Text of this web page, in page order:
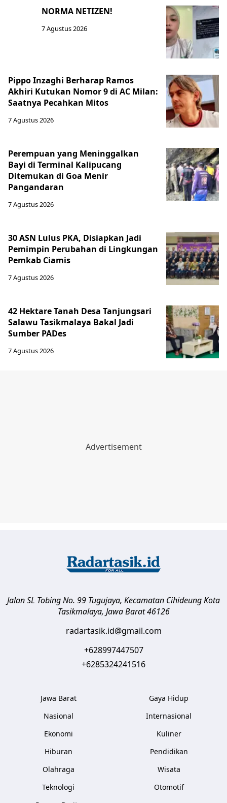
NORMA NETIZEN!
7 Agustus 2026
Pippo Inzaghi Berharap Ramos
Akhiri Kutukan Nomor 9 di AC Milan:
Saatnya Pecahkan Mitos
7 Agustus 2026
Perempuan yang Meninggalkan
Bayi di Terminal Kalipucang
Ditemukan di Goa Menir
Pangandaran
7 Agustus 2026
30 ASN Lulus PKA, Disiapkan Jadi
Pemimpin Perubahan di Lingkungan
Pemkab Ciamis
7 Agustus 2026
42 Hektare Tanah Desa Tanjungsari
Salawu Tasikmalaya Bakal Jadi
Sumber PADes
7 Agustus 2026
Jalan SL Tobing No. 99 Tugujaya, Kecamatan CihideungKota
Tasikmalaya, Jawa Barat 46126
radartasik.id@gmail.com
+628997447507
+6285324241516
Jawa Barat
Nasional
Ekonomi
Hiburan
Olahraga
Teknologi
Gaya Hidup
Internasional
Kuliner
Pendidikan
Wisata
Otomotif